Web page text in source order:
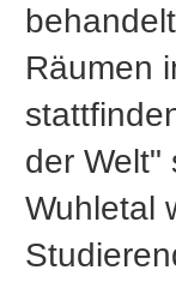
Räumen
der Welt"
Wuhletal